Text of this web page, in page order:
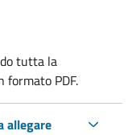
tutta la
formato PDF.
allegare